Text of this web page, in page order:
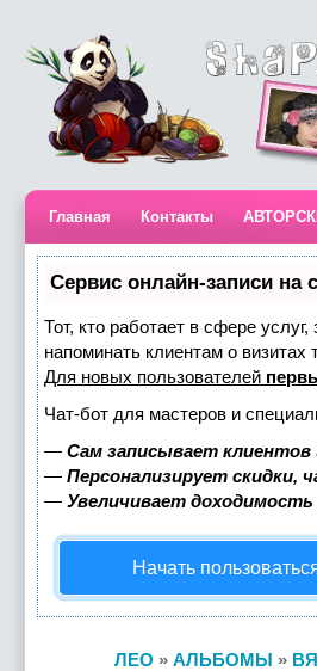
Главная Контакты
Сервис онлайн-записи на
Тот, кто работает в сфере
напоминать клиентам о
Для новых пользователей
Чат-бот для мастеров и
— Сам записывает
— Персонализирует скидки,
— Увеличивает
Начать
ЛЕО » АЛЬБОМЫ »